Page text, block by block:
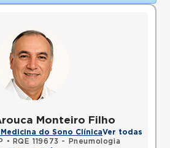
Monteiro Filho
Medicina do Sono ClínicaVer todas
•
RQE 119673 - Pneumologia